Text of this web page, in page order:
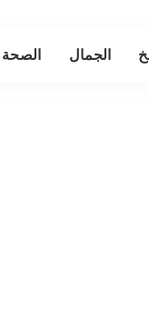
الجمال الصحة